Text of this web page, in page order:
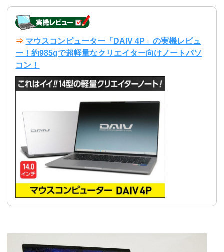
⇒ マウスコンピューター「DAIV 4P」の実機レビュ
ー！約985gで超軽量なクリエイター向けノートパソ
コン！